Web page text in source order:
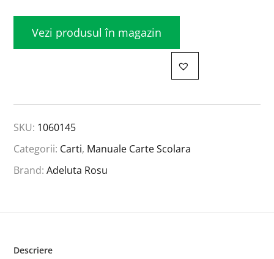
Vezi produsul în magazin
SKU: 1060145
Categorii: Carti, Manuale Carte Scolara
Brand:Adeluta Rosu
Descriere